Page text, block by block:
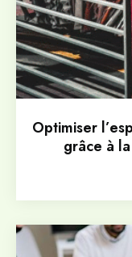
Optimiser
grâce à